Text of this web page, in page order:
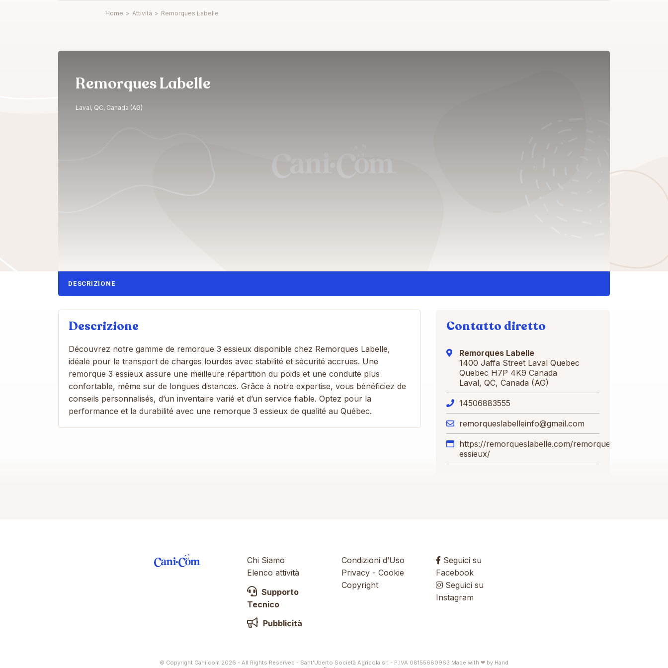
Home > Attività > Remorques Labelle
Remorques Labelle
Laval, QC, Canada (AG)
DESCRIZIONE
Descrizione
Découvrez notre gamme de remorque 3 essieux disponible chez Remorques Labelle,
idéale pour le transport de charges lourdes avec stabilité et sécurité accrues. Une
remorque 3 essieux assure une meilleure répartition du poids et une conduite plus
confortable, même sur de longues distances. Grâce à notre expertise, vous bénéficiez de
conseils personnalisés, d’un inventaire varié et d’un service fiable. Optez pour la
performance et la durabilité avec une remorque 3 essieux de qualité au Québec.
Contatto diretto
Remorques Labelle
1400 Jaffa Street Laval Quebec
Quebec H7P 4K9 Canada
Laval, QC, Canada (AG)
14506883555
remorqueslabelleinfo@gmail.com
https://remorqueslabelle.com/remorques/type/3-
essieux/
Chi Siamo
Elenco attività
Supporto
Tecnico
Pubblicità
Condizioni d’Uso
Privacy - Cookie
Copyright
Seguici su
Facebook
Seguici su
Instagram
© Copyright Cani.com 2026 - All Rights Reserved - Sant’Uberto Società Agricola srl - P.IVA 08155680963 Made with ❤ by Hand